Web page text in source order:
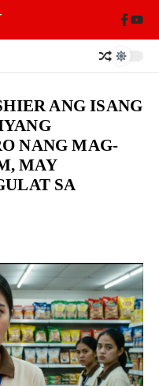
ANG ISANG
NANG MAG-
MAY
SA